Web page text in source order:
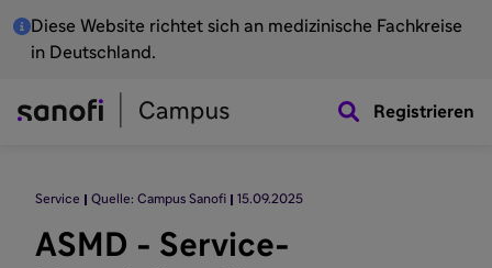
Diese Website richtet sich an medizinische Fachkreise
in Deutschland.
Registrieren
Service Quelle: Campus Sanofi 15.09.2025
ASMD - Service-